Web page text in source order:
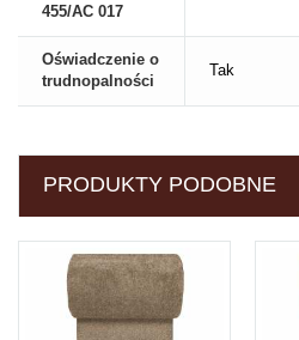
455/AC 017
Oświadczenie o
trudnopalności
Tak
PRODUKTY PODOBNE